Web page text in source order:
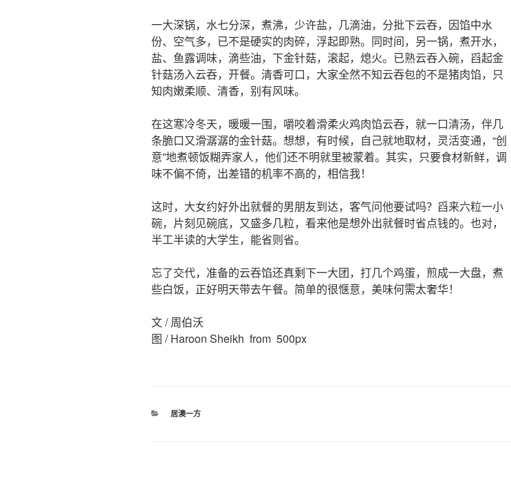
一大深锅，水七分深，煮沸，少许盐，几滴油，分批下云吞，因馅中水
份、空气多，已不是硬实的肉碎，浮起即熟。同时间，另一锅，煮开水，
盐、鱼露调味，滴些油，下金针菇，滚起，熄火。已熟云吞入碗，舀起金
针菇汤入云吞，开餐。清香可口，大家全然不知云吞包的不是猪肉馅，只
知肉嫩柔顺、清香，别有风味。
在这寒冷冬天，暖暖一围，嚼咬着滑柔火鸡肉馅云吞，就一口清汤，伴几
条脆口又滑潺潺的金针菇。想想，有时候，自己就地取材，灵活变通，“创
意”地煮顿饭糊弄家人，他们还不明就里被蒙着。其实，只要食材新鲜，调
味不偏不倚，出差错的机率不高的，相信我！
这时，大女约好外出就餐的男朋友到达，客气问他要试吗？舀来六粒一小
碗，片刻见碗底，又盛多几粒，看来他是想外出就餐时省点钱的。也对，
半工半读的大学生，能省则省。
忘了交代，准备的云吞馅还真剩下一大团，打几个鸡蛋，煎成一大盘，煮
些白饭，正好明天带去午餐。简单的很惬意，美味何需太奢华！
文 / 周伯沃
图 /Haroon Sheikh from 500px
分
居澳一方